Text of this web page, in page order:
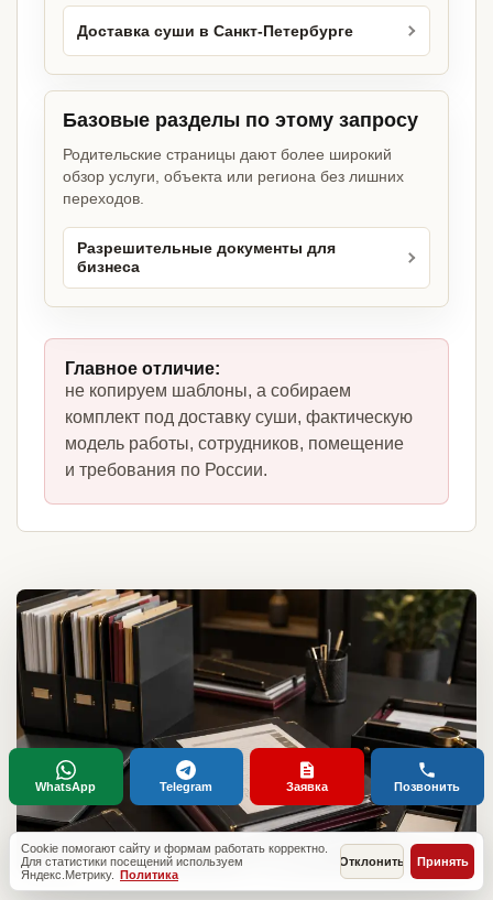
Доставка суши в Санкт-Петербурге
Базовые разделы по этому запросу
Родительские страницы дают более широкий
обзор услуги, объекта или региона без лишних
переходов.
Разрешительные документы для
бизнеса
Главное отличие:
не копируем шаблоны, а собираем
комплект под доставку суши, фактическую
модель работы, сотрудников, помещение
и требования по России.
Cookie помогают сайту и формам работать корректно.
Для статистики посещений используем
Яндекс.Метрику. Политика
Отклонить Принять
WhatsApp Telegram Заявка Позвонить